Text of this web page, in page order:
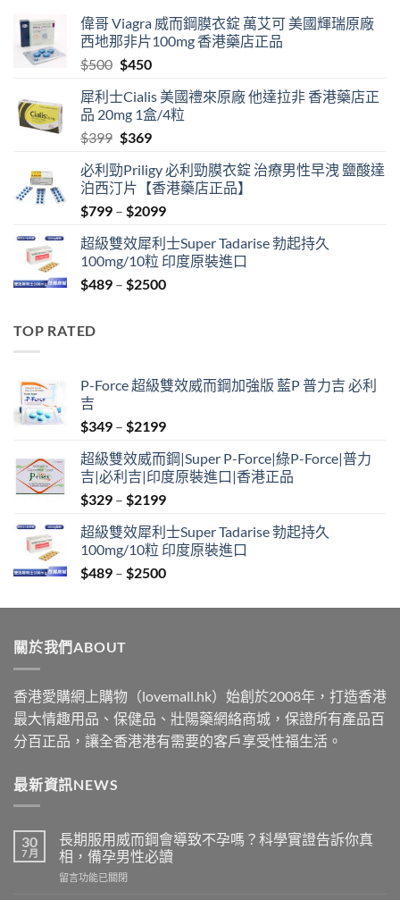
偉哥 Viagra 威而鋼膜衣錠 萬艾可 美國輝瑞原廠
西地那非片100mg 香港藥店正品
$500 Original
was:
$500.
$450Current
is:
$450.
犀利士Cialis 美國禮來原廠 他達拉非 香港藥店正
品 20mg 1盒/4粒
$399 Original
was:
$399.
$369Current
is:
$369.
必利勁Priligy 必利勁膜衣錠 治療男性早洩 鹽酸達
泊西汀片【香港藥店正品】
$799 – $2099Price
$799
through
$2099
超級雙效犀利士Super Tadarise 勃起持久
100mg/10粒 印度原裝進口
$489 – $2500Price
TOP RATED
P-Force 超級雙效威而鋼加強版 藍P 普力吉 必利
吉
$349 – $2199Price
$349
through
$2199
超級雙效威而鋼|Super P-Force|綠P-Force|普力
吉|必利吉|印度原裝進口|香港正品
$329 – $2199Price
$329
through
$2199
超級雙效犀利士Super Tadarise 勃起持久
100mg/10粒 印度原裝進口
$489 – $2500Price
$489
關於我們ABOUT
香港愛購網上購物（lovemall.hk）始創於2008年，打造香港
最大情趣用品、保健品、壯陽藥網絡商城，保證所有產品百
分百正品，讓全香港港有需要的客戶享受性福生活。
最新資訊NEWS
30
7 月
長期服用威而鋼會導致不孕嗎？科學實證告訴你真
相，備孕男性必讀
在
留言功能已關閉